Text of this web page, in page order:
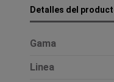
Detalles del
Gama
Linea